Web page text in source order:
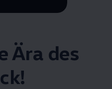
Remaining time, --:--
Ära des